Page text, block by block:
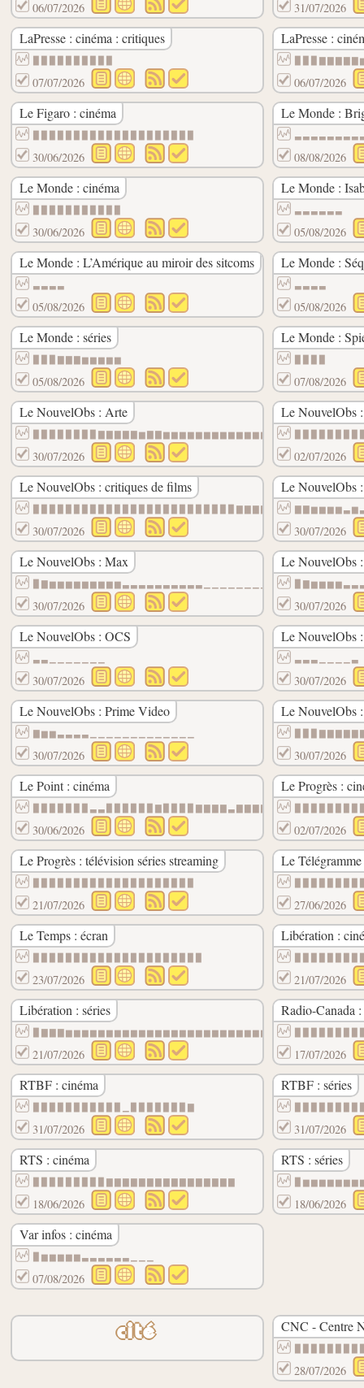
06/07/2026 31/07/2026
LaPresse : cinéma : critiques
07/07/2026
LaPresse :
06/07/2026
Le Figaro : cinéma
30/06/2026
Le Monde :
08/08/2026
Le Monde : cinéma
30/06/2026
Le Monde :
▃▃▃▃▃▃
05/08/2026
Le Monde : L’Amérique au miroir des sitcoms
▃▃▃▃
05/08/2026
Le Monde :
▃▃▃▃
05/08/2026
Le Monde : séries
▉▉▉▇▇▇▆▆▆▆▆
05/08/2026
Le Monde :
07/08/2026
Le NouvelObs : Arte
▉▉▉▉▉▉▉▉▇▇▇▇▇▆▇▇▆▆▆▆▆▆▆▆▆▆▆▆▆▆▆▆▆▆▆▆▆▆▆▆
30/07/2026
Le NouvelObs
02/07/2026
Le NouvelObs : critiques de films
▉▉▉▉▉▉▉▉▉▉▉▉▉▉▉▉▉▉▉▉▉▉▉▉▉▇▇▇▇▇▇▇▇▇▇▇▇▇▇▇
30/07/2026
Le NouvelObs
30/07/2026
Le NouvelObs : Max
▉▇▆▆▆▆▆▆▆▆▆▃▃▃▃▃▃▃▃▃▃▁▁▁▁▁▁▁▁▁▁▁▁▁
30/07/2026
Le NouvelObs
30/07/2026
Le NouvelObs : OCS
▃▃▁▁▁▁▁▁▁
30/07/2026
Le NouvelObs
▃▃▃▁▁▁▁▃
30/07/2026
Le NouvelObs : Prime Video
▇▆▆▃▃▃▃▁▁▁▁▁▁▁▁▁▁▁▁▁
30/07/2026
Le NouvelObs
30/07/2026
Le Point : cinéma
30/06/2026
Le Progrès :
02/07/2026
Le Progrès : télévision séries streaming
21/07/2026
Le
27/06/2026
Le Temps : écran
23/07/2026
Libération :
21/07/2026
Libération : séries
21/07/2026
Radio-Canada
17/07/2026
RTBF : cinéma
▉▉▉▉▉▉▉▉▉▉▉▁▉▉▉▉▉▉▉▇
31/07/2026
RTBF : séries
31/07/2026
RTS : cinéma
▉▉▉▉▉▉▉▉▉▇▇▇▇▇▇▇▇▇▇▇▇▇▇▇▇
18/06/2026
RTS : séries
18/06/2026
Var infos : cinéma
▉▆▆▆▆▆▃▃▃▃▃▃▁▁▁
07/08/2026
cité CNC - Centre
28/07/2026